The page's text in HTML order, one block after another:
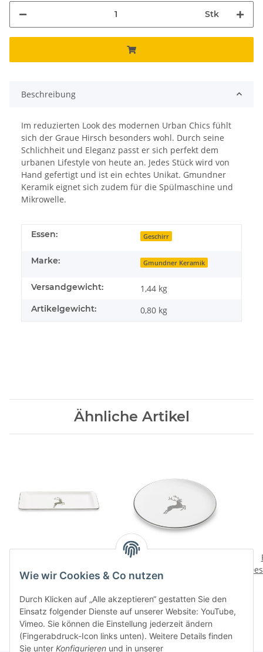
Stk
Beschreibung
Im reduzierten Look des modernen Urban Chics fühlt
sich der Graue Hirsch besonders wohl. Durch seine
Schlichheit und Eleganz passt er sich perfekt dem
urbanen Lifestyle von heute an. Jedes Stück wird von
Hand gefertigt und ist ein echtes Unikat. Gmundner
Keramik eignet sich zudem für die Spülmaschine und
Mikrowelle.
Essen: Geschirr
Marke: Gmundner Keramik
Versandgewicht: 1,44 kg
Artikelgewicht: 0,80 kg
Ähnliche Artikel
Stollenplatte
91,90 CHF*
53,90 CHF
Wie wir Cookies & Co nutzen
Durch Klicken auf „Alle akzeptieren“ gestatten Sie den
Einsatz folgender Dienste auf unserer Website: YouTube,
Vimeo. Sie können die Einstellung jederzeit ändern
(Fingerabdruck-Icon links unten). Weitere Details finden
Sie unter Konfigurieren und in unserer